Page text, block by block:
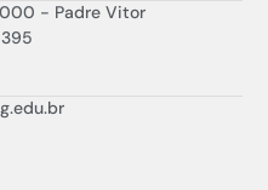
- Padre Vitor